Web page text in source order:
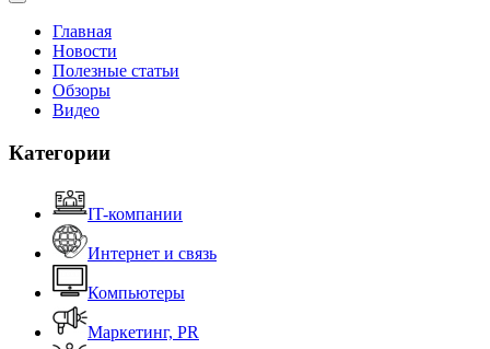
Главная
Новости
Полезные статьи
Обзоры
Видео
Категории
IT-компании
Интернет и связь
Компьютеры
Маркетинг, PR